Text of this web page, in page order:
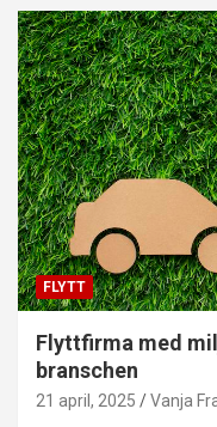
FLYTT
Flyttfirma med
branschen
21 april, 2025 Vanja